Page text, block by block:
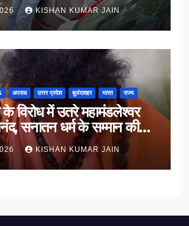
KISHAN KUMAR JAIN
अपराध उत्तर प्रदेश बुलंदशहर भारत राज्य
विरोध में उतरे महामंडलेश्वर
सनातन धर्म के सम्मान की
KISHAN KUMAR JAIN